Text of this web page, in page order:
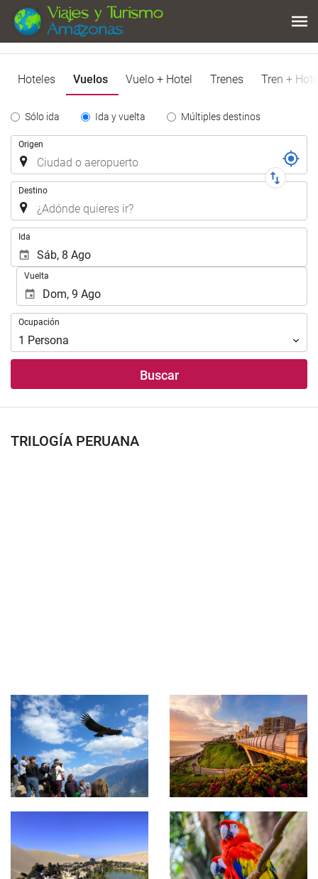
Hoteles Vuelos Vuelo + Hotel Trenes Tren +
Tipo
Trayecto
Sólo ida Ida y vuelta Múltiples destinos
Trayecto
Origen
Destino
Ida
Vuelta
Ocupación
Ocupación
1 Persona
Buscar
TRILOGÍA PERUANA